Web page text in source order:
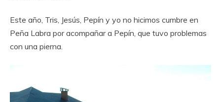
Este año, Tris, Jesús, Pepín y yo no hicimos cumbre en
Peña Labra por acompañar a Pepín, que tuvo problemas
con una pierna.